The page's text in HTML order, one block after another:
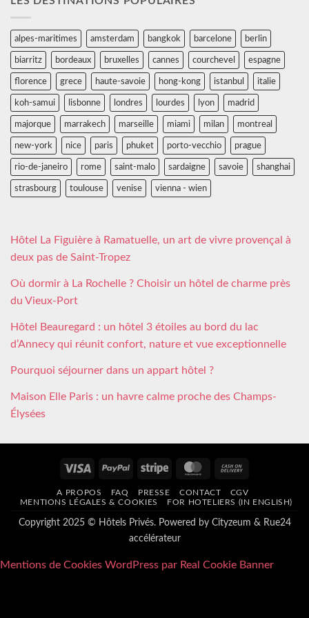
alpes-maritimes amsterdam bangkok barcelone berlin
biarritz bordeaux bruxelles cannes courchevel espagne
florence grece haute-savoie hong-kong istanbul italie
koh-samui lisbonne londres lourdes lyon madrid
majorque marrakech marseille miami milan montreal
new-york nice paris phuket porto-vecchio prague
rio-de-janeiro rome saint-malo sardaigne savoie shanghai
strasbourg toulouse venise vienna - wien
Hôtel La Figuière à Ramatuelle, un art de vivre provençal à
deux pas de Saint-Tropez
Où dormir à La Rochelle ? Choisir un hôtel de charme près
du Vieux-Port
Hôtel Beauregard : un hôtel 3 étoiles au bord du lac
d’Annecy qui réunit confort, nature et vue exceptionnelle
Pourquoi séjourner dans un appart hôtel ?
Maison Elle Paris : un havre calme proche des Champs-
Élysées
Visa PayPal Stripe MasterCard
Delivery
A PROPOS FAQ PRESSE CONTACT
CGV
MENTIONS LÉGALES & COOKIES
FOR HOTELIERS (IN ENGLISH)
Copyright 2025 © Hôtels Privés. Powered by Cityzeum & Rue24
accélérateur
Mentions de Cookies WordPress par Real Cookie Banner